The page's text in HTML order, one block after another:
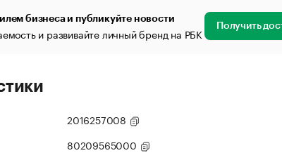
бизнеса и публикуйте новости
и развивайте личный бренд на РБК Получить
2016257008
80209565000